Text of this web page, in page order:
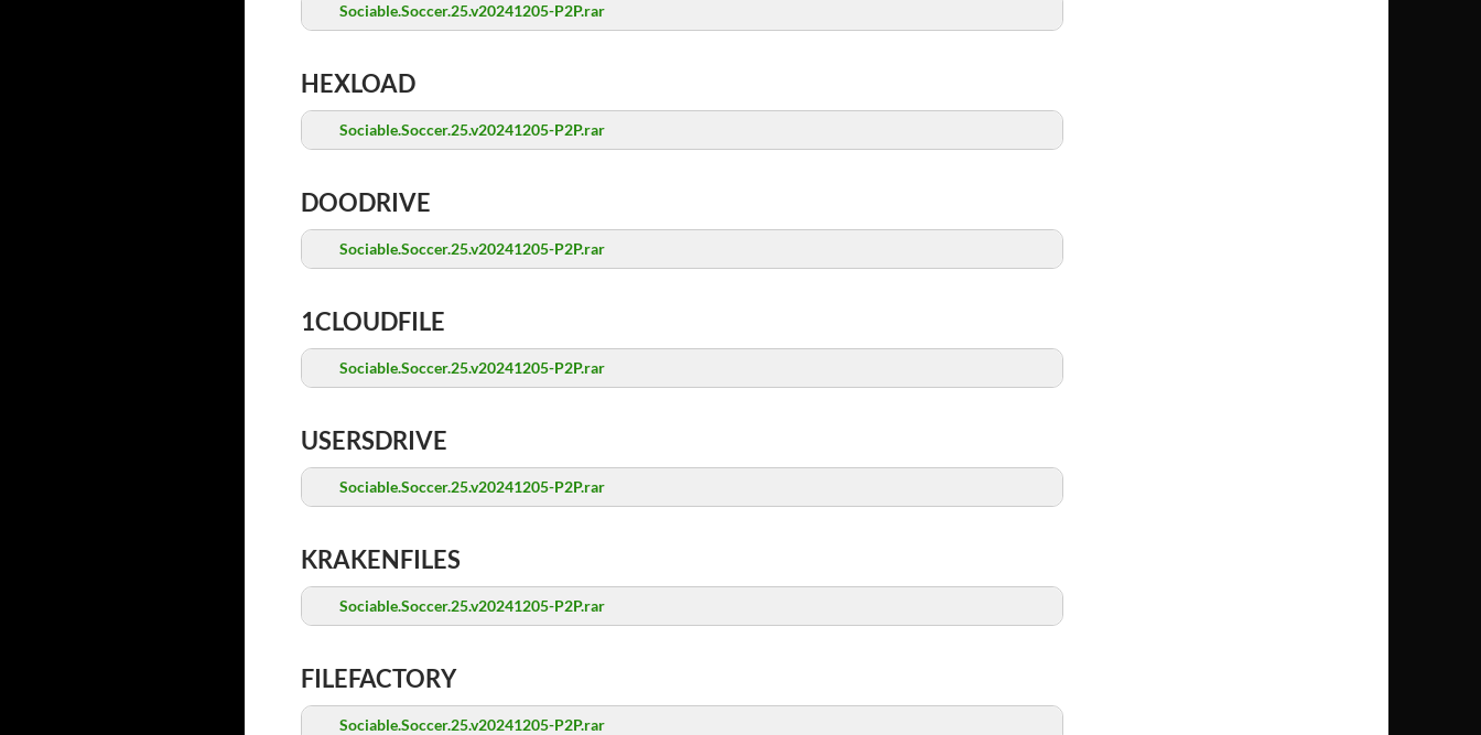
Sociable.Soccer.25.v20241205-P2P.rar
HEXLOAD
Sociable.Soccer.25.v20241205-P2P.rar
DOODRIVE
Sociable.Soccer.25.v20241205-P2P.rar
1CLOUDFILE
Sociable.Soccer.25.v20241205-P2P.rar
USERSDRIVE
Sociable.Soccer.25.v20241205-P2P.rar
KRAKENFILES
Sociable.Soccer.25.v20241205-P2P.rar
FILEFACTORY
Sociable.Soccer.25.v20241205-P2P.rar